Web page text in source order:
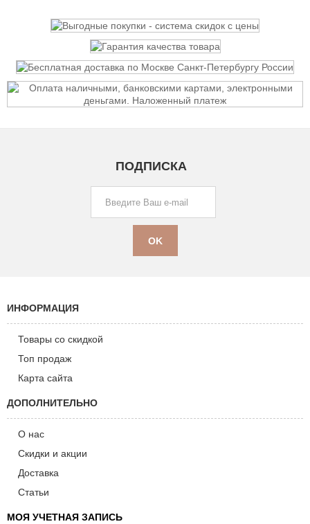
ПОДПИСКА
ИНФОРМАЦИЯ
Товары со скидкой
Топ продаж
Карта сайта
ДОПОЛНИТЕЛЬНО
О нас
Скидки и акции
Доставка
Статьи
МОЯ УЧЕТНАЯ ЗАПИСЬ